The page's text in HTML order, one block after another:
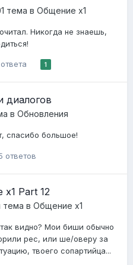
тема в Общение x1
Никогда не знаешь,
1
диалогов
в Обновления
спасибо большое!
ответов
x1 Part 12
тема в Общение x1
видно? Мои биши обычно
рес, или ше/оверу за
твоего сопартийца...